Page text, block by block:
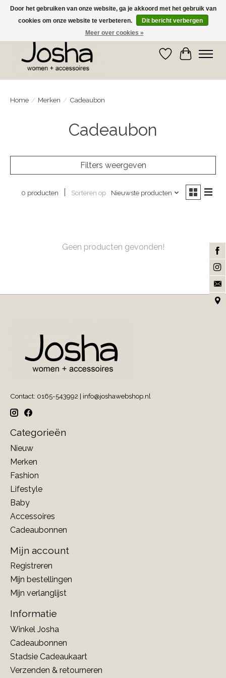
GRATIS OPHALEN IN DE WINKEL EN GRATIS VERZENDING VANAF € 75,00
Verlanglijst
Home / Merken / Cadeaubon
Cadeaubon
Filters weergeven
0 producten Sorteren op Nieuwste producten
Geen producten gevonden!
Contact: 0165-543992 | info@joshawebshop.nl
Categorieën
Nieuw
Merken
Fashion
Lifestyle
Baby
Accessoires
Cadeaubonnen
Mijn account
Registreren
Mijn bestellingen
Mijn verlanglijst
Informatie
Winkel Josha
Cadeaubonnen
Stadsie Cadeaukaart
Verzenden & retourneren
Door het gebruiken van onze website, ga je akkoord met het gebruik van
cookies om onze website te verbeteren.
Dit bericht verbergen
Meer over cookies »